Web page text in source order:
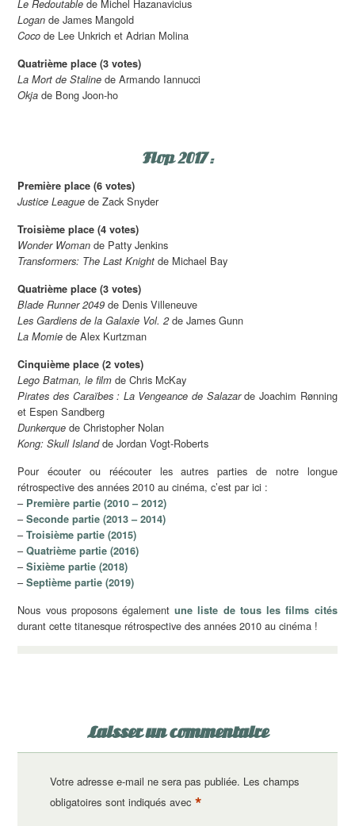
Le Redoutable de Michel Hazanavicius
Logan de James Mangold
Coco de Lee Unkrich et Adrian Molina
Quatrième place (3 votes)
La Mort de Staline de Armando Iannucci
Okja de Bong Joon-ho
Flop 2017 :
Première place (6 votes)
Justice League de Zack Snyder
Troisième place (4 votes)
Wonder Woman de Patty Jenkins
Transformers: The Last Knight de Michael Bay
Quatrième place (3 votes)
Blade Runner 2049 de Denis Villeneuve
Les Gardiens de la Galaxie Vol. 2de James Gunn
La Momie de Alex Kurtzman
Cinquième place (2 votes)
Lego Batman, le film de Chris McKay
Pirates des Caraïbes : La Vengeance de Salazarde Joachim Rønning
et Espen Sandberg
Dunkerque de Christopher Nolan
Kong: Skull Islandde Jordan Vogt-Roberts
Pour écouter ou réécouter les autres parties de notre longue
rétrospective des années 2010 au cinéma, c’est par ici :
– Première partie (2010 – 2012)
–Seconde partie (2013 – 2014)
–Troisième partie (2015)
–Quatrième partie (2016)
–Sixième partie (2018)
–Septième partie (2019)
Nous vous proposons égalementune liste de tous les films cités
durant cette titanesque rétrospective des années 2010 au cinéma !
Laisser un commentaire
Votre adresse e-mail ne sera pas publiée. Les champs
obligatoires sont indiqués avec *